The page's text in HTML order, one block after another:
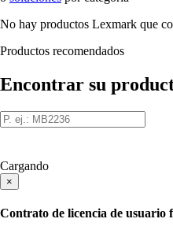
No hay productos Lexmark que
Productos recomendados
Encontrar su
Cargando
×
Contrato de licencia de usuario